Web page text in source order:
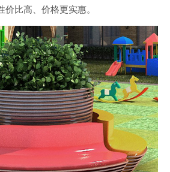
比高、价格更实惠。